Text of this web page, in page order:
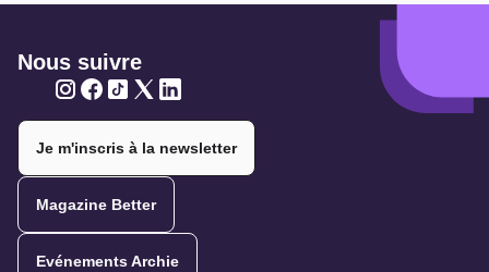
Nous suivre
Je m'inscris à la newsletter
Magazine Better
Evénements Archie